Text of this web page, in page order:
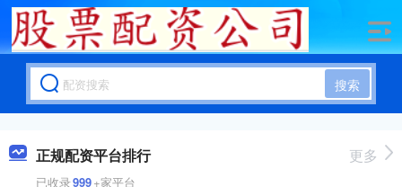
搜索
正规配资平台排行
已收录999+家平台
更多